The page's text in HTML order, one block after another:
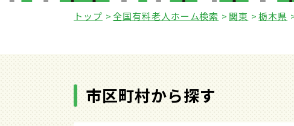
トップ 全国有料老人ホーム検索 関東 栃木県
市区町村から探す